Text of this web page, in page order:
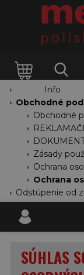
Info
Obchodné
Obchodné
Zásady
Ochrana
Ochrana
Odstúpenie od
SÚHLAS